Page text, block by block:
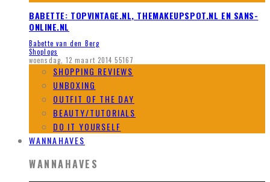
BABETTE: TOPVINTAGE.NL, THEMAKEUPSPOT.NL EN SANS-
ONLINE.NL
Babette van den Berg
Shoplogs
woensdag, 12 maart 2014 55167
SHOPPING REVIEWS
UNBOXING
OUTFIT OF THE DAY
BEAUTY/TUTORIALS
DO IT YOURSELF
WANNAHAVES
WANNAHAVES